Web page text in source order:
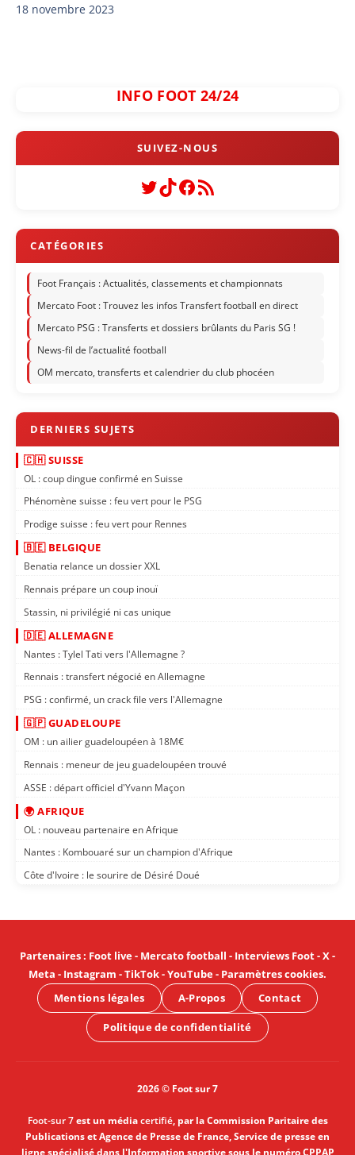
18 novembre 2023
INFO FOOT 24/24
Twitter
TikTok
Facebook
Flux RSS
Foot Français : Actualités, classements et championnats
Mercato Foot : Trouvez les infos Transfert football en direct
Mercato PSG : Transferts et dossiers brûlants du Paris SG !
News-fil de l’actualité football
OM mercato, transferts et calendrier du club phocéen
🇨🇭 SUISSE
OL : coup dingue confirmé en Suisse
Phénomène suisse : feu vert pour le PSG
Prodige suisse : feu vert pour Rennes
🇧🇪 BELGIQUE
Benatia relance un dossier XXL
Rennais prépare un coup inouï
Stassin, ni privilégié ni cas unique
🇩🇪 ALLEMAGNE
Nantes : Tylel Tati vers l'Allemagne ?
Rennais : transfert négocié en Allemagne
PSG : confirmé, un crack file vers l'Allemagne
🇬🇵 GUADELOUPE
OM : un ailier guadeloupéen à 18M€
Rennais : meneur de jeu guadeloupéen trouvé
ASSE : départ officiel d'Yvann Maçon
🌍 AFRIQUE
OL : nouveau partenaire en Afrique
Nantes : Kombouaré sur un champion d'Afrique
Côte d'Ivoire : le sourire de Désiré Doué
Partenaires: Foot live- Mercato football - Interviews Foot-X-
Meta - Instagram -TikTok-YouTube- Paramètres cookies.
Mentions légales
A-Propos Contact
Politique de confidentialité
2026 © Foot sur 7
Foot-sur 7est un médiacertifié, par la Commission Paritaire des
Publications et Agence de Presse de France, Service de presse en